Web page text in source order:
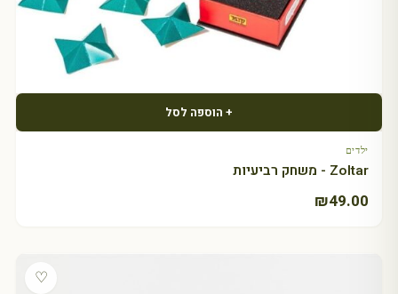
+ הוספה לסל
ילדים
Zoltar - משחק רביעיות
₪49.00
♡